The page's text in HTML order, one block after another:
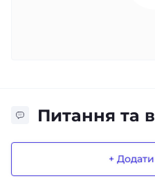
Питання та
+